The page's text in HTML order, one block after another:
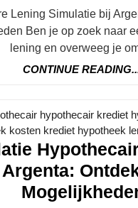
Ben je op zoek naar
lening en overweeg je
CONTINUE
hypothecair krediet
kosten krediet hypotheek